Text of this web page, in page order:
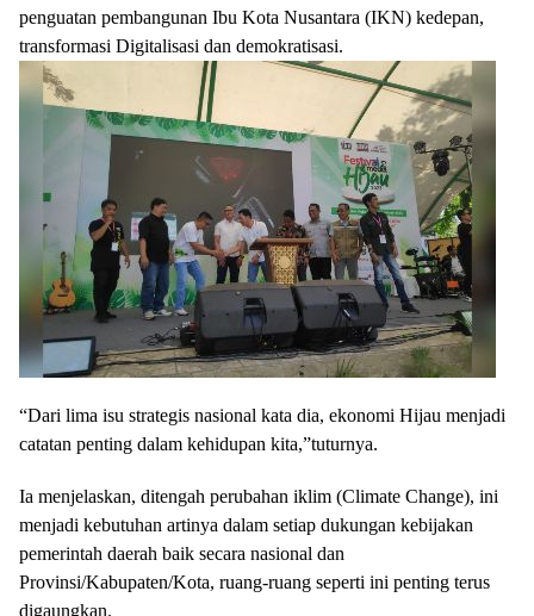
penguatan pembangunan Ibu Kota Nusantara (IKN) kedepan,
transformasi Digitalisasi dan demokratisasi.
“Dari lima isu strategis nasional kata dia, ekonomi Hijau menjadi
catatan penting dalam kehidupan kita,”tuturnya.
Ia menjelaskan, ditengah perubahan iklim (Climate Change), ini
menjadi kebutuhan artinya dalam setiap dukungan kebijakan
pemerintah daerah baik secara nasional dan
Provinsi/Kabupaten/Kota, ruang-ruang seperti ini penting terus
digaungkan.